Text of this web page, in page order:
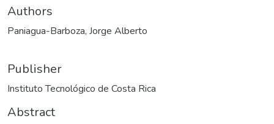
Authors
Paniagua-Barboza, Jorge Alberto
Publisher
Instituto Tecnológico de Costa Rica
Abstract